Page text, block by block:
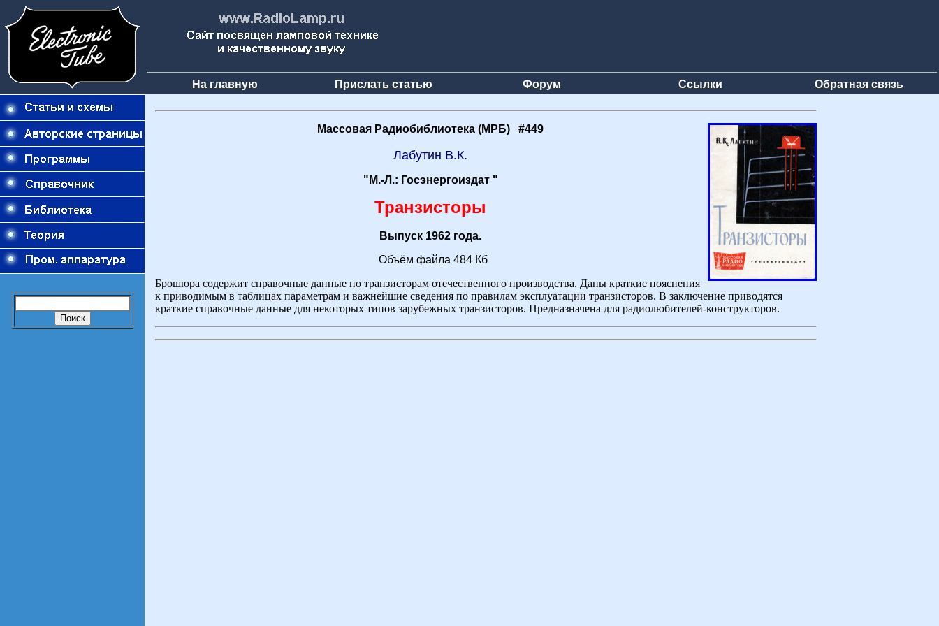
На главную Прислать статью Форум Ссылки Обратная связь
Массовая Радиобиблиотека (МРБ) #449
Лабутин В.К.
"М.-Л.: Госэнергоиздат "
Транзисторы
Выпуск 1962 года.
Объём файла 484 Кб
Брошюра содержит справочные данные по транзисторам отечественного производства. Даны краткие пояснения
к приводимым в таблицах параметрам и важнейшие сведения по правилам эксплуатации транзисторов. В заключение приводятся
краткие справочные данные для некоторых типов зарубежных транзисторов. Предназначена для радиолюбителей-конструкторов.